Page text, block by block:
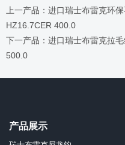
上一产品：进口瑞士布雷克环
HZ16.7CER 400.0
下一产品：进口瑞士布雷克拉
500.0
产品展示